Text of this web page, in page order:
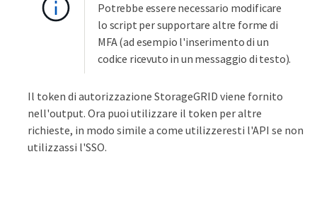
Potrebbe essere necessario modificare
lo script per supportare altre forme di
MFA (ad esempio l'inserimento di un
codice ricevuto in un messaggio di testo).
Il token di autorizzazione StorageGRID viene fornito
nell'output. Ora puoi utilizzare il token per altre
richieste, in modo simile a come utilizzeresti l'API se non
utilizzassi l'SSO.